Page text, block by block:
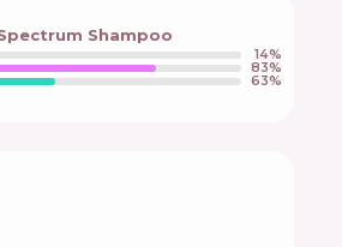
Shampoo
14%
83%
63%